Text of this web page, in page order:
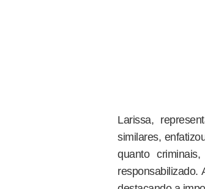
Larissa,
similares,
quanto
responsabilizado.